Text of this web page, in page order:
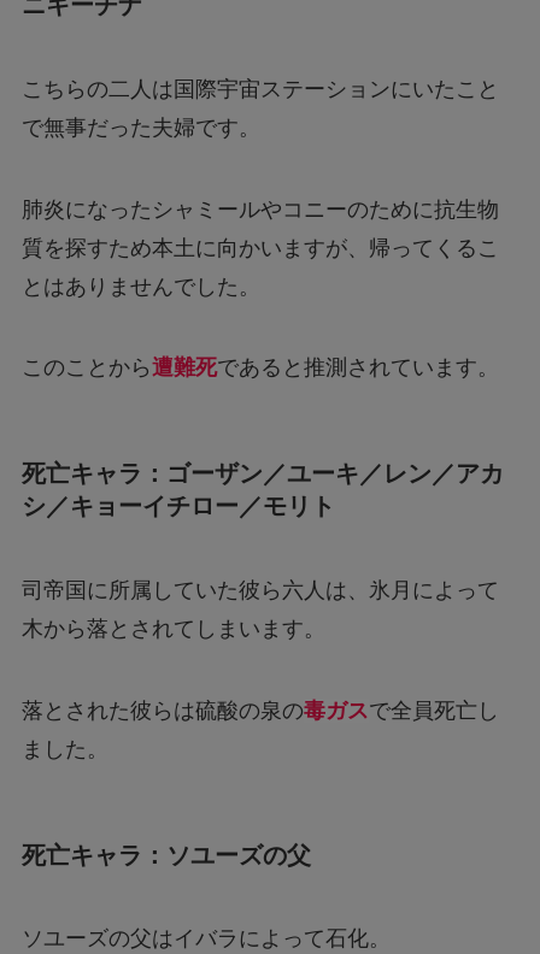
こちらの二人は国際宇宙ステーションにいたこと
で無事だった夫婦です。
肺炎になったシャミールやコニーのために抗生物
質を探すため本土に向かいますが、帰ってくるこ
とはありませんでした。
このことから遭難死であると推測されています。
死亡キャラ：ゴーザン／ユーキ／レン／アカ
シ／キョーイチロー／モリト
司帝国に所属していた彼ら六人は、氷月によって
木から落とされてしまいます。
落とされた彼らは硫酸の泉の毒ガスで全員死亡し
ました。
死亡キャラ：ソユーズの父
ソユーズの父はイバラによって石化。